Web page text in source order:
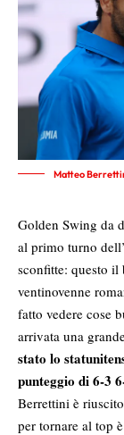
Matteo
Golden Swing da
al primo turno dell’
sconfitte: questo il
ventinovenne
fatto vedere cose
arrivata una
stato lo
punteggio di 6-3
Berrettini è
per tornare al top